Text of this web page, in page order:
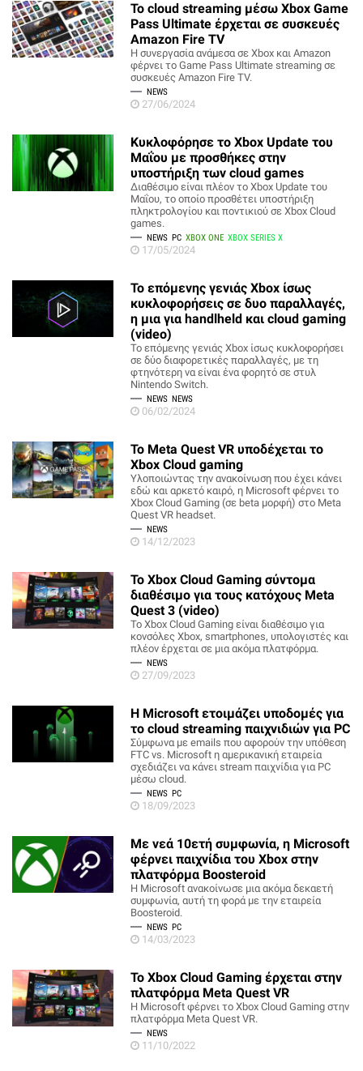
Το cloud streaming μέσω Xbox Game
Pass Ultimate έρχεται σε συσκευές
Amazon Fire TV
Η συνεργασία ανάμεσα σε Xbox και Amazon
φέρνει το Game Pass Ultimate streaming σε
συσκευές Amazon Fire TV.
NEWS
27/06/2024
Κυκλοφόρησε το Xbox Update του
Μαΐου με προσθήκες στην
υποστήριξη των cloud games
Διαθέσιμο είναι πλέον το Xbox Update του
Μαΐου, το οποίο προσθέτει υποστήριξη
πληκτρολογίου και ποντικιού σε Xbox Cloud
games.
NEWS PC XBOX ONE XBOX SERIES X
17/05/2024
Το επόμενης γενιάς Xbox ίσως
κυκλοφορήσεις σε δυο παραλλαγές,
η μια για handlheld και cloud gaming
(video)
Το επόμενης γενιάς Xbox ίσως κυκλοφορήσει
σε δύο διαφορετικές παραλλαγές, με τη
φτηνότερη να είναι ένα φορητό σε στυλ
Nintendo Switch.
NEWS NEWS
06/02/2024
Το Meta Quest VR υποδέχεται το
Xbox Cloud gaming
Υλοποιώντας την ανακοίνωση που έχει κάνει
εδώ και αρκετό καιρό, η Microsoft φέρνει το
Xbox Cloud Gaming (σε beta μορφή) στο Meta
Quest VR headset.
NEWS
14/12/2023
Το Xbox Cloud Gaming σύντομα
διαθέσιμο για τους κατόχους Meta
Quest 3 (video)
Το Xbox Cloud Gaming είναι διαθέσιμο για
κονσόλες Xbox, smartphones, υπολογιστές και
πλέον έρχεται σε μια ακόμα πλατφόρμα.
NEWS
27/09/2023
Η Microsoft ετοιμάζει υποδομές για
το cloud streaming παιχνιδιών για PC
Σύμφωνα με emails που αφορούν την υπόθεση
FTC vs. Microsoft η αμερικανική εταιρεία
σχεδιάζει να κάνει stream παιχνίδια για PC
μέσω cloud.
NEWS PC
18/09/2023
Με νεά 10ετή συμφωνία, η Microsoft
φέρνει παιχνίδια του Xbox στην
πλατφόρμα Boosteroid
H Microsoft ανακοίνωσε μια ακόμα δεκαετή
συμφωνία, αυτή τη φορά με την εταιρεία
Boosteroid.
NEWS PC
14/03/2023
Το Xbox Cloud Gaming έρχεται στην
πλατφόρμα Meta Quest VR
Η Microsoft φέρνει το Xbox Cloud Gaming στην
πλατφόρμα Meta Quest VR.
NEWS
11/10/2022